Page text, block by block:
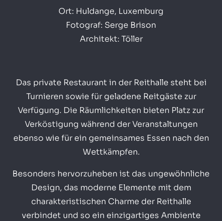
Ort: Huldange, Luxemburg
Fotograf: Serge Brison
Architekt: Töller
Das private Restaurant in der Reithalle steht bei
Turnieren sowie für geladene Reitgäste zur
Verfügung. Die Räumlichkeiten bieten Platz zur
Verköstigung während der Veranstaltungen
ebenso wie für ein gemeinsames Essen nach den
Wettkämpfen.
Besonders hervorzuheben ist das ungewöhnliche
Design, das moderne Elemente mit dem
charakteristischen Charme der Reithalle
verbindet und so ein einzigartiges Ambiente